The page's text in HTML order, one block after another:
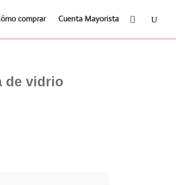
comprar Cuenta Mayorista
de vidrio